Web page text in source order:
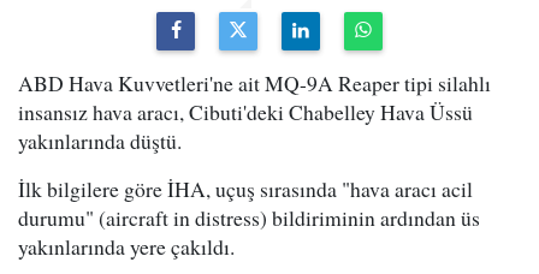
ABD Hava Kuvvetleri'ne ait MQ-9A Reaper tipi silahlı
insansız hava aracı, Cibuti'deki Chabelley Hava Üssü
yakınlarında düştü.
İlk bilgilere göre İHA, uçuş sırasında "hava aracı acil
durumu" (aircraft in distress) bildiriminin ardından üs
yakınlarında yere çakıldı.